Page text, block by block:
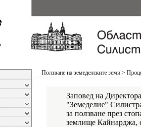
Ползване на земеделските земи >
Заповед на
"Земеделие"
за ползване през
землище Кайнарджа,